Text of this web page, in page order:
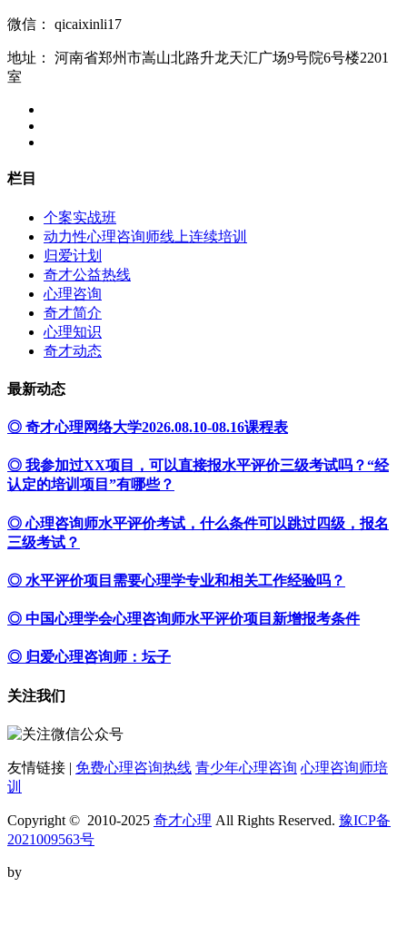
微信： qicaixinli17
地址：
河南省郑州市嵩山北路升龙天汇广场9号院6号楼2201
室
栏目
个案实战班
动力性心理咨询师线上连续培训
归爱计划
奇才公益热线
心理咨询
奇才简介
心理知识
奇才动态
最新动态
◎ 奇才心理网络大学2026.08.10-08.16课程表
◎ 我参加过XX项目，可以直接报水平评价三级考试吗？“经
认定的培训项目”有哪些？
◎ 心理咨询师水平评价考试，什么条件可以跳过四级，报名
三级考试？
◎ 水平评价项目需要心理学专业和相关工作经验吗？
◎ 中国心理学会心理咨询师水平评价项目新增报考条件
◎ 归爱心理咨询师：坛子
关注我们
友情链接 | 免费心理咨询热线 青少年心理咨询 心理咨询师培
训
Copyright © 2010-2025 奇才心理 All Rights Reserved. 豫ICP备
2021009563号
by